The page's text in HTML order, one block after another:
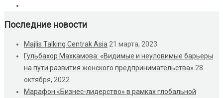
Последние новости
Majlis Talking Centrak Asia 21 марта, 2023
Гульбахор Махкамова: «Видимые и неуловимые барьеры
на пути развития женского предпринимательства» 28
октября, 2022
Марафон «Бизнес-лидерство» в рамках глобальной